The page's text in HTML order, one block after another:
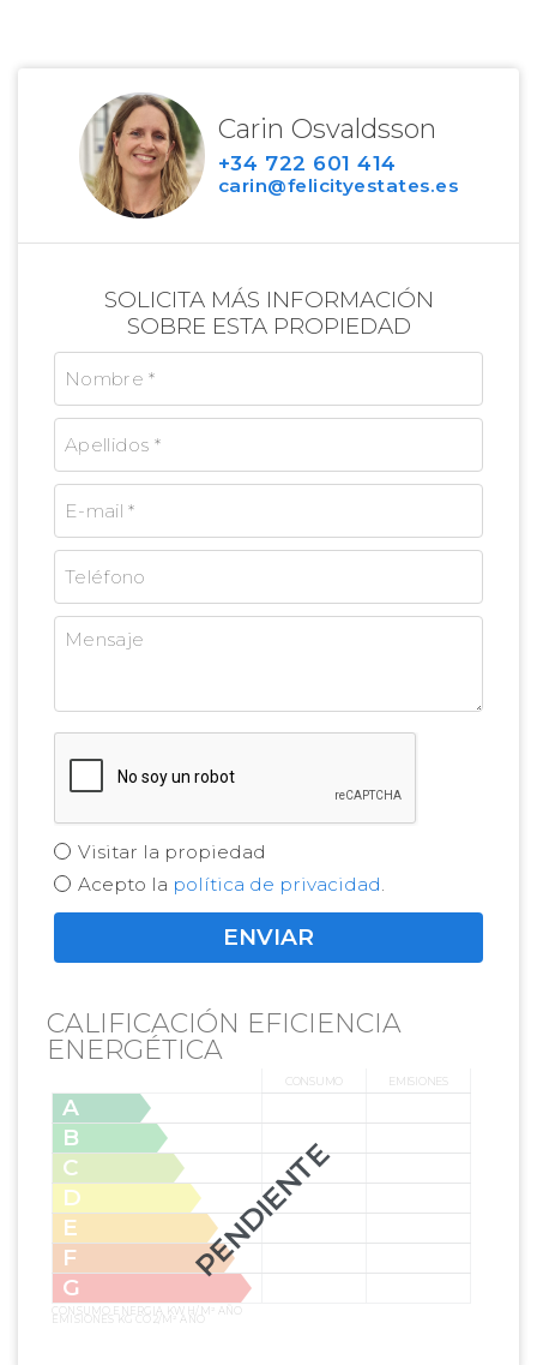
Carin Osvaldsson
+34 722 601 414
carin@felicityestates.es
SOLICITA MÁS INFORMACIÓN
SOBRE ESTA PROPIEDAD
Visitar la propiedad
Acepto la política de privacidad
CALIFICACIÓN EFICIENCIA
ENERGÉTICA
PENDIENTE
CONSUMO EMISIONES
A
B
C
D
E
F
G
CONSUMO ENERGIA KW H/M² AÑO
EMISIONES KG CO2/M² AÑO